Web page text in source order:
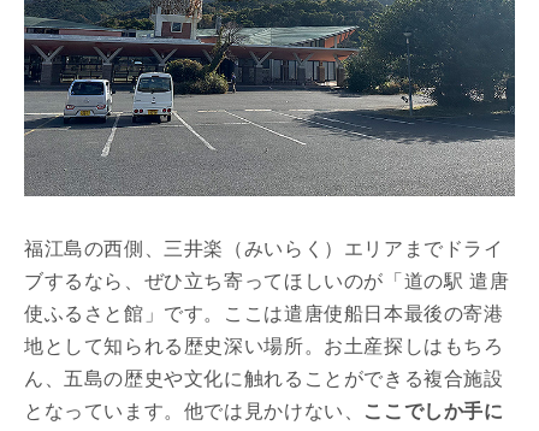
福江島の西側、三井楽（みいらく）エリアまでドライ
ブするなら、ぜひ立ち寄ってほしいのが「道の駅 遣唐
使ふるさと館」です。ここは遣唐使船日本最後の寄港
地として知られる歴史深い場所。お土産探しはもちろ
ん、五島の歴史や文化に触れることができる複合施設
となっています。他では見かけない、 ここでしか手に